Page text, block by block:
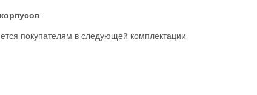
покупателям в следующей комплектации: